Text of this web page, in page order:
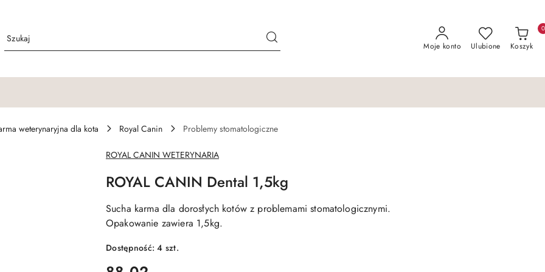
Moje konto Ulubione Koszyk
0
weterynaryjna dla kota Royal Canin
Problemy stomatologiczne
NAZWA
PRODUCENTA:
ROYAL CANIN WETERYNARIA
ROYAL CANIN Dental 1,5kg
Sucha karma dla dorosłych kotów z problemami stomatologicznymi.
Opakowanie zawiera 1,5kg.
Dostępność:4 szt.